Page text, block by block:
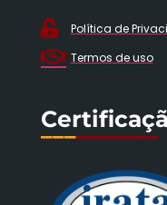
Política de
Termos de uso
__________